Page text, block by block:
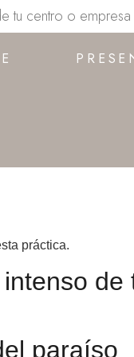
tu centro o empresa
práctica.
de
paraíso